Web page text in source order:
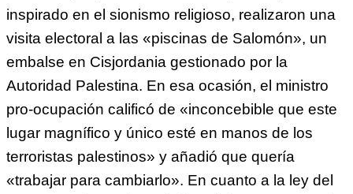
inspirado en el sionismo religioso, realizaron una
visita electoral a las «piscinas de Salomón», un
embalse en Cisjordania gestionado por la
Autoridad Palestina. En esa ocasión, el ministro
pro-ocupación calificó de «inconcebible que este
lugar magnífico y único esté en manos de los
terroristas palestinos» y añadió que quería
«trabajar para cambiarlo». En cuanto a la ley del